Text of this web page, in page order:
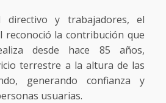
directivo y trabajadores, el
reconoció la contribución que
desde hace 85 años,
terrestre a la altura de las
generando confianza y
usuarias.